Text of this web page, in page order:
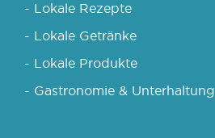
- Lokale Rezepte
- Lokale Getränke
- Lokale Produkte
- Gastronomie & Unterhaltung